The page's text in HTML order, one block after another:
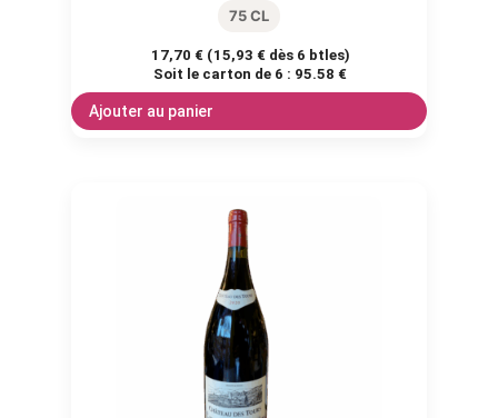
75 CL
17,70 € (15,93 € dès 6 btles)
Soit le carton de 6 : 95.58 €
Ajouter au panier